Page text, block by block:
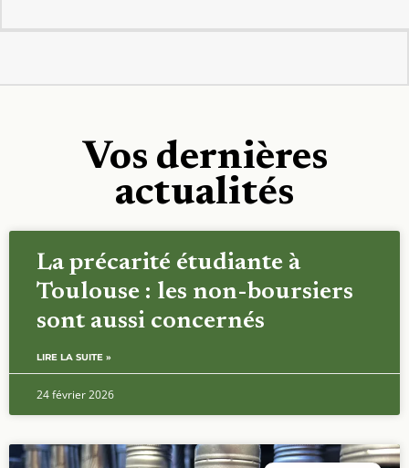
Vos dernières
actualités
La précarité étudiante à
Toulouse : les non-boursiers
sont aussi concernés
LIRE LA SUITE »
24 février 2026